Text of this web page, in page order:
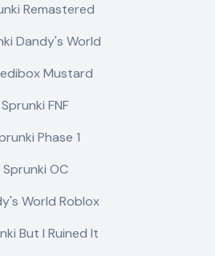
Remastered
Dandy's World
Mustard
Sprunki FNF
Phase 1
Sprunki OC
World Roblox
But I Ruined It